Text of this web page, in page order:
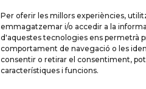
Per oferir les millors experiències,
emmagatzemar i/o accedir a la
d'aquestes tecnologies ens permetrà
comportament de navegació o les
consentir o retirar el consentiment,
característiques i funcions.